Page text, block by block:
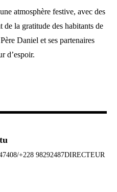
atmosphère festive, avec des
de la gratitude des habitants de
Daniel et ses partenaires
d’espoir.
+228 98292487DIRECTEUR